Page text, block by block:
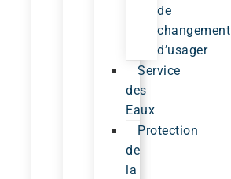
de
changement
d’usager
Service
des
Eaux
Protection
de
la